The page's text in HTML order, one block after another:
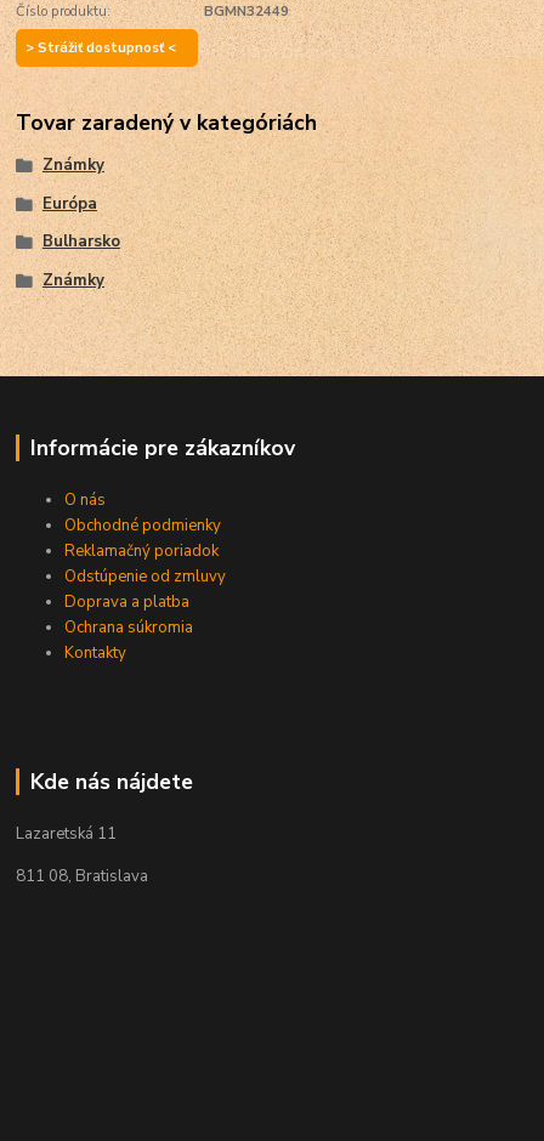
Číslo produktu:
BGMN32449
> Strážiť dostupnosť <
Tovar zaradený v kategóriách
Známky
Európa
Bulharsko
Známky
Informácie pre zákazníkov
O nás
Obchodné podmienky
Reklamačný poriadok
Odstúpenie od zmluvy
Doprava a platba
Ochrana súkromia
Kontakty
Kde nás nájdete
Lazaretská 11
811 08, Bratislava